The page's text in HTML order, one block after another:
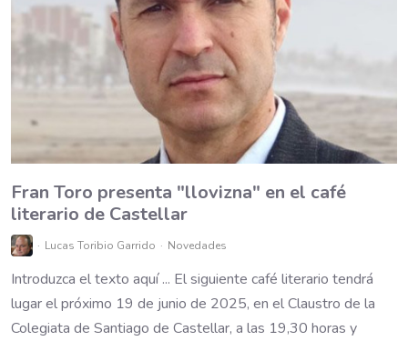
Fran Toro presenta "llovizna" en el café
literario de Castellar
Lucas Toribio Garrido Novedades
Introduzca el texto aquí ... El siguiente café literario tendrá
lugar el próximo 19 de junio de 2025, en el Claustro de la
Colegiata de Santiago de Castellar, a las 19,30 horas y